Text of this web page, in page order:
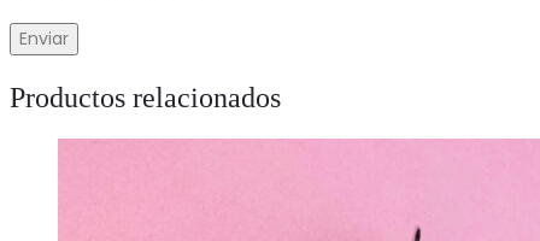
Productos relacionados